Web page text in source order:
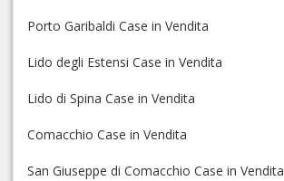
Porto Garibaldi Case in Vendita
Lido degli Estensi Case in Vendita
Lido di Spina Case in Vendita
Comacchio Case in Vendita
San Giuseppe di Comacchio Case in Vendita